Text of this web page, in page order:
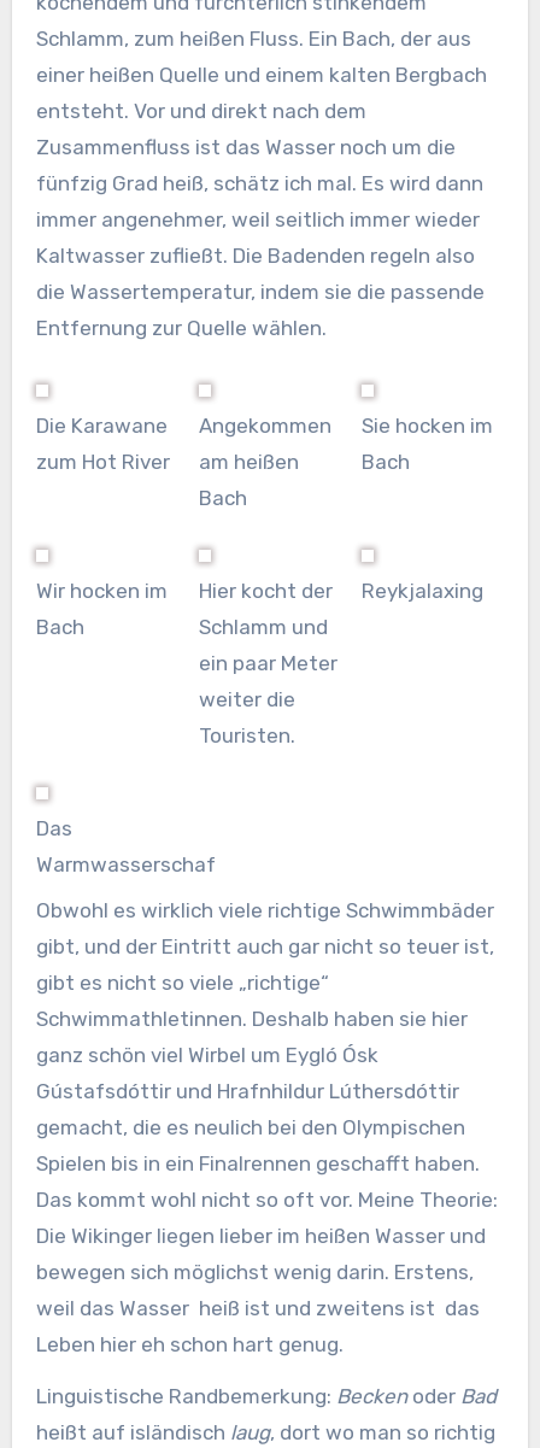
Schlamm, zum heißen Fluss. Ein Bach, der aus
einer heißen Quelle und einem kalten Bergbach
entsteht. Vor und direkt nach dem
Zusammenfluss ist das Wasser noch um die
fünfzig Grad heiß, schätz ich mal. Es wird dann
immer angenehmer, weil seitlich immer wieder
Kaltwasser zufließt. Die Badenden regeln also
die Wassertemperatur, indem sie die passende
Entfernung zur Quelle wählen.
Die Karawane
zum Hot River
Angekommen
am heißen
Bach
Sie hocken im
Bach
Wir hocken im
Bach
Hier kocht der
Schlamm und
ein paar Meter
weiter die
Touristen.
Reykjalaxing
Das
Warmwasserschaf
Obwohl es wirklich viele richtige Schwimmbäder
gibt, und der Eintritt auch gar nicht so teuer ist,
gibt es nicht so viele „richtige“
Schwimmathletinnen. Deshalb haben sie hier
ganz schön viel Wirbel um Eygló Ósk
Gústafsdóttir und Hrafnhildur Lúthersdóttir
gemacht, die es neulich bei den Olympischen
Spielen bis in ein Finalrennen geschafft haben.
Das kommt wohl nicht so oft vor. Meine Theorie:
Die Wikinger liegen lieber im heißen Wasser und
bewegen sich möglichst wenig darin. Erstens,
weil das Wasser heiß ist und zweitens ist das
Leben hier eh schon hart genug.
Linguistische Randbemerkung: Beckenoder Bad
heißt auf isländisch laug, dort wo man so richtig